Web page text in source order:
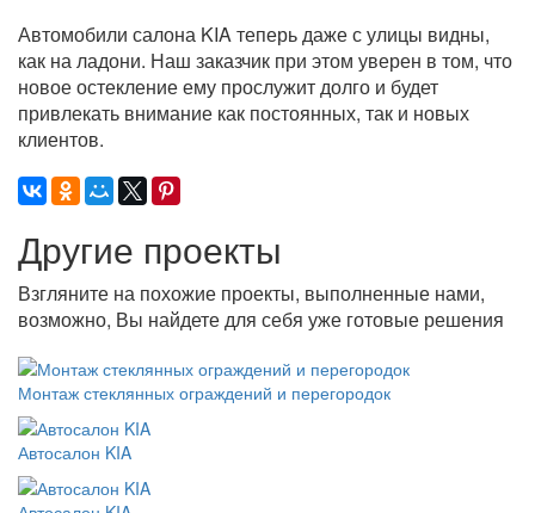
Автомобили салона KIA теперь даже с улицы видны,
как на ладони. Наш заказчик при этом уверен в том, что
новое остекление ему прослужит долго и будет
привлекать внимание как постоянных, так и новых
клиентов.
Другие проекты
Взгляните на похожие проекты, выполненные нами,
возможно, Вы найдете для себя уже готовые решения
Монтаж стеклянных ограждений и перегородок
Автосалон KIA